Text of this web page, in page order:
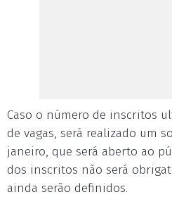
Caso o número de inscritos
de vagas, será realizado um
janeiro, que será aberto ao
dos inscritos não será
ainda serão definidos.